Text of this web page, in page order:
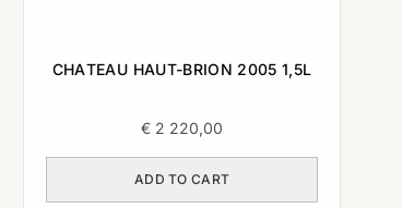
CHATEAU HAUT-BRION 2005 1,5L
€ 2 220,00
ADD TO CART